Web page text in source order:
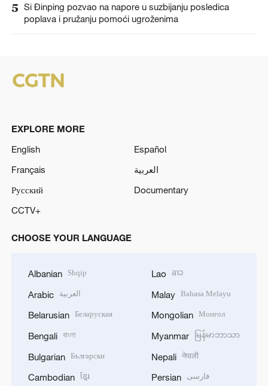
5 Si Đinping pozvao na napore u suzbijanju posledica
poplava i pružanju pomoći ugroženima
EXPLORE MORE
English
Español
Français
العربية
Русский
Documentary
CCTV+
CHOOSE YOUR LANGUAGE
Albanian Shqip
Arabic العربية
Belarusian Беларуская
Bengali বাংলা
Bulgarian Български
Cambodian ខ្មែរ
Lao ລາວ
Malay Bahasa Melayu
Mongolian Монгол
Myanmar မြန်မာဘာသာ
Nepali नेपाली
Persian فارسی